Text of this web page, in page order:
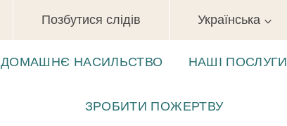
Позбутися слідів Українська
ДОМАШНЄ НАСИЛЬСТВО НАШІ ПОСЛУГИ
ЗРОБИТИ ПОЖЕРТВУ